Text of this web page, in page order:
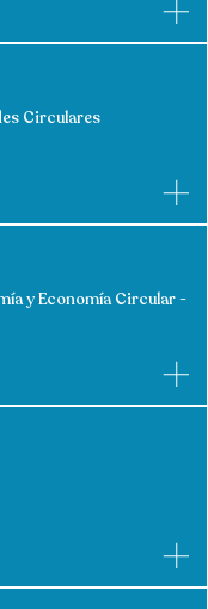
Circulares
y Economía Circular -